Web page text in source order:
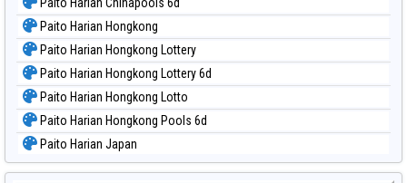
Paito Harian Hongkong
Paito Harian Hongkong Lottery
Paito Harian Hongkong Lottery 6d
Paito Harian Hongkong Lotto
Paito Harian Hongkong Pools 6d
Paito Harian Japan
Paito Harian Japan 6d